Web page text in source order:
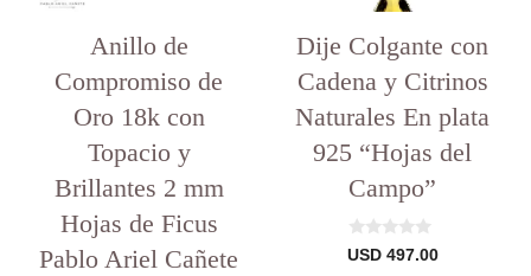
Anillo de
Compromiso de
Oro 18k con
Topacio y
Brillantes 2 mm
Hojas de Ficus
Pablo Ariel Cañete
página
producto
Dije Colgante con
Cadena y Citrinos
Naturales En plata
925 “Hojas del
Campo”
0
d
USD497.00